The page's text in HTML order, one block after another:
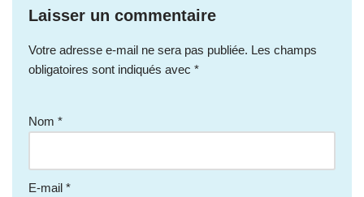
Laisser un commentaire
Votre adresse e-mail ne sera pas publiée. Les champs
obligatoires sont indiqués avec *
Nom *
E-mail *